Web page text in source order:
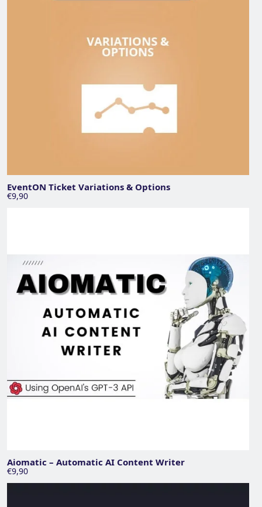
EventON Ticket Variations & Options
€9,90
Aiomatic – Automatic AI Content Writer
€9,90